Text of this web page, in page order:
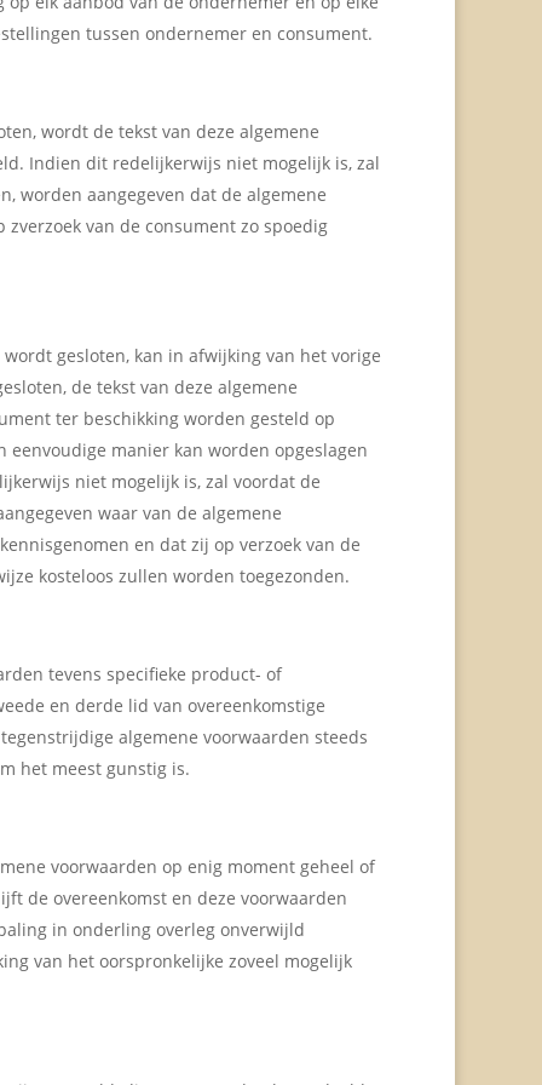
tussen ondernemer en consument.
wordt de tekst van deze algemene
Indien dit redelijkerwijs niet mogelijk is, zal
worden aangegeven dat de algemene
van de consument zo spoedig
gesloten, kan in afwijking van het vorige
de tekst van deze algemene
ter beschikking worden gesteld op
manier kan worden opgeslagen
niet mogelijk is, zal voordat de
waar van de algemene
en dat zij op verzoek van de
kosteloos zullen worden toegezonden.
tevens specifieke product- of
en derde lid van overeenkomstige
algemene voorwaarden steeds
het meest gunstig is.
voorwaarden op enig moment geheel of
de overeenkomst en deze voorwaarden
in onderling overleg onverwijld
van het oorspronkelijke zoveel mogelijk